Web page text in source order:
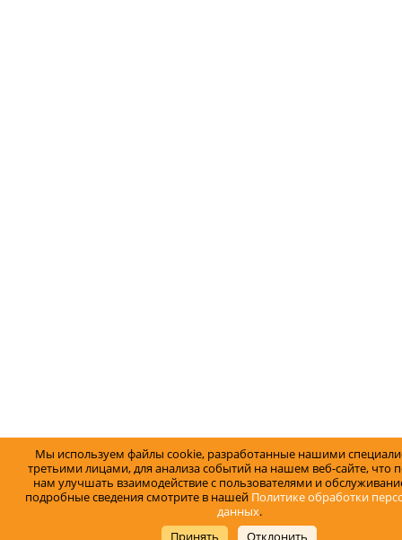
Мы используем файлы cookie, разработанные нашими
третьими лицами, для анализа событий на нашем веб-сайте, что
нам улучшать взаимодействие с пользователями и
подробные сведения смотрите в нашей Политике обработки
данных.